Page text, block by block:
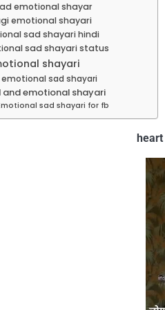
emotional shayar
emotional shayari
sad shayari hindi
sad shayari status
shayari
sad shayari
and emotional shayari
sad shayari for fb